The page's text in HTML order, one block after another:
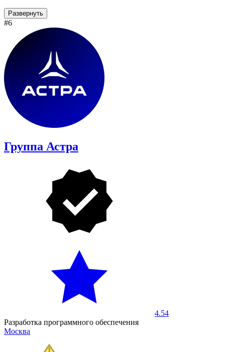
Развернуть
#6
Группа Астра
4.54
Разработка программного обеспечения
Москва